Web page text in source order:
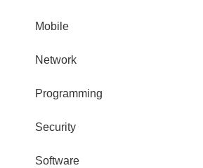
Mobile
Network
Programming
Security
Software